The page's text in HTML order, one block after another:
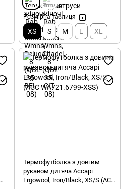
Розмірна таблиця
XS S M L XL
Термофутболка з довгим
рукавом дитяча Accapi
Ergowool, Iron/Black, XS/S (ACC